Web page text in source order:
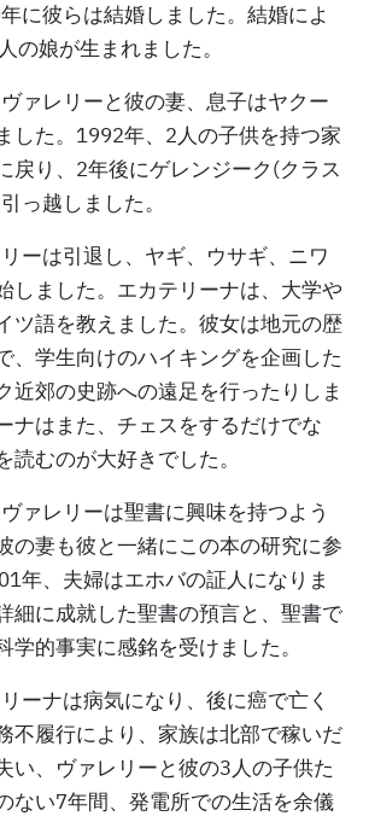
に彼らは結婚しました。結婚によ
の娘が生まれました。
ァレリーと彼の妻、息子はヤクー
した。1992年、2人の子供を持つ家
戻り、2年後にゲレンジーク(クラス
っ越しました。
ーは引退し、ヤギ、ウサギ、ニワ
しました。エカテリーナは、大学や
ツ語を教えました。彼女は地元の歴
、学生向けのハイキングを企画した
近郊の史跡への遠足を行ったりしま
ナはまた、チェスをするだけでな
読むのが大好きでした。
ァレリーは聖書に興味を持つよう
の妻も彼と一緒にこの本の研究に参
年、夫婦はエホバの証人になりま
細に成就した聖書の預言と、聖書で
学的事実に感銘を受けました。
ーナは病気になり、後に癌で亡く
不履行により、家族は北部で稼いだ
い、ヴァレリーと彼の3人の子供た
ない7年間、発電所での生活を余儀